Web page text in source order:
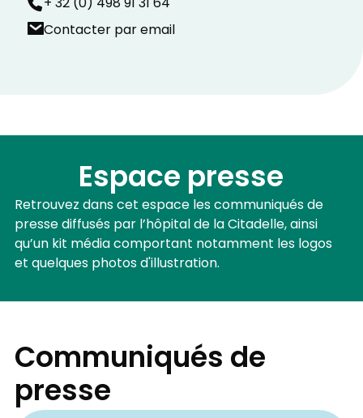
+ 32 (0) 498 91 31 64
Contacter par email
Espace presse
Retrouvez dans cet espace les communiqués de
presse diffusés par l’hôpital de la Citadelle, ainsi
qu’un kit média comportant notamment les logos
et quelques photos d'illustration.
Communiqués de
presse